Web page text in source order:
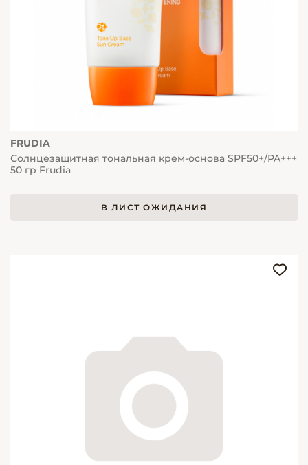
FRUDIA
Солнцезащитная тональная крем-основа SPF50+/PA+++
50 гр Frudia
В ЛИСТ ОЖИДАНИЯ